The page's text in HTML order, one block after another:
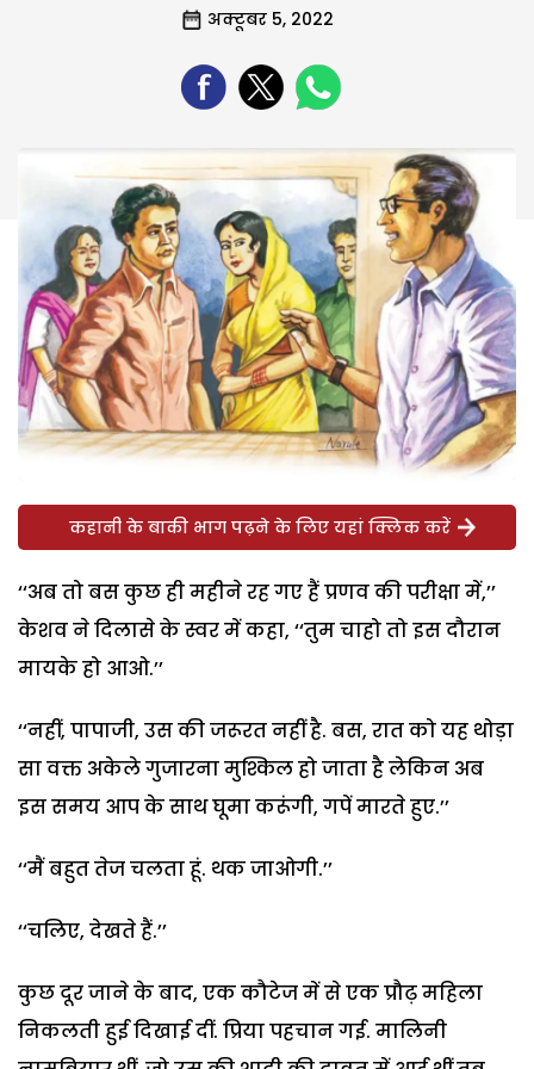
अक्टूबर 5, 2022
कहानी के बाकी भाग पढ़ने के लिए यहां क्लिक करें
‘‘अब तो बस कुछ ही महीने रह गए हैं प्रणव की परीक्षा में,’’
केशव ने दिलासे के स्वर में कहा, ‘‘तुम चाहो तो इस दौरान
मायके हो आओ.’’
‘‘नहीं, पापाजी, उस की जरूरत नहीं है. बस, रात को यह थोड़ा
सा वक्त अकेले गुजारना मुश्किल हो जाता है लेकिन अब
इस समय आप के साथ घूमा करूंगी, गपें मारते हुए.’’
‘‘मैं बहुत तेज चलता हूं. थक जाओगी.’’
‘‘चलिए, देखते हैं.’’
कुछ दूर जाने के बाद, एक कौटेज में से एक प्रौढ़ महिला
निकलती हुई दिखाई दीं. प्रिया पहचान गई. मालिनी